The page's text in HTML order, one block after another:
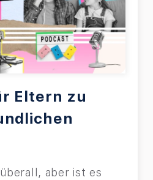
Eltern zu
aber ist es